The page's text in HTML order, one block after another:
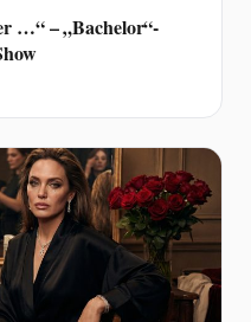
…“ – „Bachelor“-